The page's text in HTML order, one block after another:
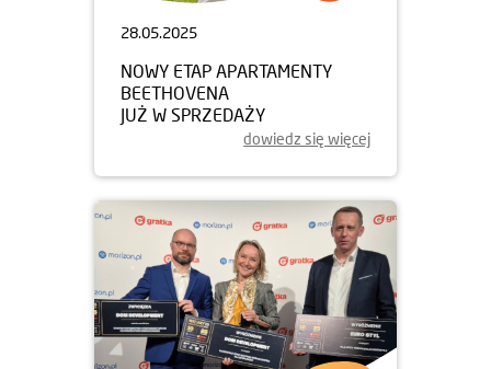
28.05.2025
NOWY ETAP APARTAMENTY
BEETHOVENA
JUŻ W SPRZEDAŻY
dowiedz się więcej